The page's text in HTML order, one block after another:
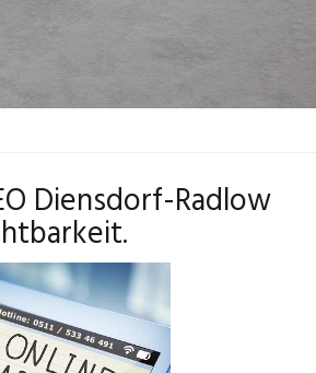
Diensdorf-Radlow